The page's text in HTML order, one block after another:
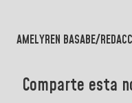
AMELYREN BASABE/
Comparte esta